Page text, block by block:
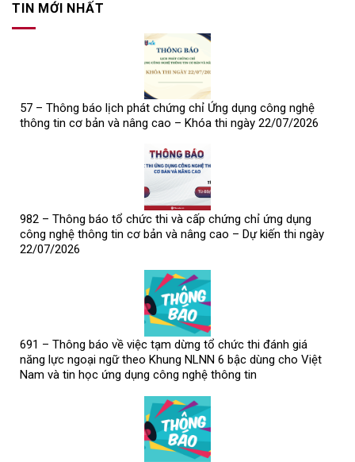
TIN MỚI NHẤT
57 – Thông báo lịch phát chứng chỉ Ứng dụng công nghệ
thông tin cơ bản và nâng cao – Khóa thi ngày 22/07/2026
982 – Thông báo tổ chức thi và cấp chứng chỉ ứng dụng
công nghệ thông tin cơ bản và nâng cao – Dự kiến thi ngày
22/07/2026
691 – Thông báo về việc tạm dừng tổ chức thi đánh giá
năng lực ngoại ngữ theo Khung NLNN 6 bậc dùng cho Việt
Nam và tin học ứng dụng công nghệ thông tin